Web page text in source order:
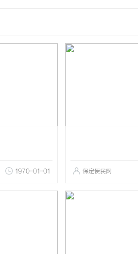
1970-01-01 保定便民网